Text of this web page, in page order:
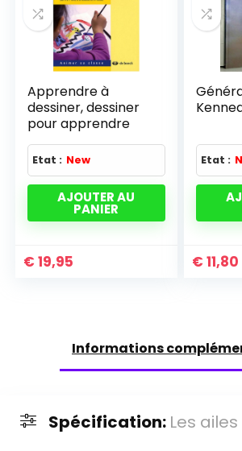
Apprendre à
dessiner, dessiner
pour apprendre
Etat : New
AJOUTER AU
PANIER
€ 19,95
Etat :
€ 11,80
Informations
Spécification: Les